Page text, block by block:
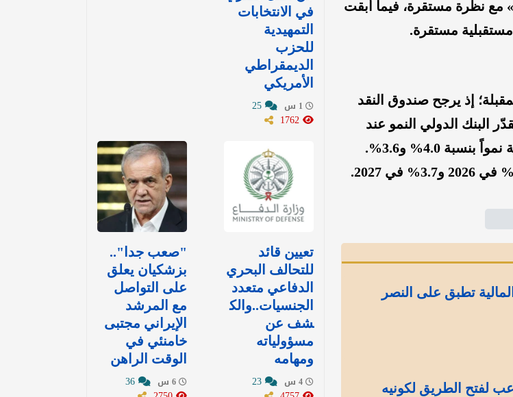
للاقتصاد السعودي؛ إذ منحت وكالة «موديز» تصنيف «A A 3» مع نظرة مستقرة، فيما أبقت
إذ يرجح صندوق النقد
3.1% في 2026 و4.5% في 2027، فيما يقدّر البنك الدولي النمو عند
4.3% و4.4%، بينما تتوقع منظمة التعاون الاقتصادي والتنمية نمواً بنسبة 4.0% و3.6%.
تطبق على النصر
لفتح الطريق لكونيه
في الانتخابات
التمهيدية
للحزب
الديمقراطي
الأمريكي
تعيين قائد
للتحالف البحري
الدفاعي متعدد
الجنسيات..والك
شف عن
مسؤولياته
ومهامه
"صعب جدا"..
بزشكيان يعلق
على التواصل
مع المرشد
الإيراني مجتبى
خامنئي في
الوقت الراهن